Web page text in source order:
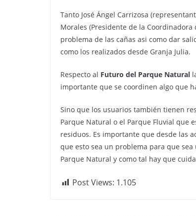
Tanto José Ángel Carrizosa
Morales (Presidente de la Coordinadora
problema de las cañas asi como dar
como los realizados desde Granja Julia.
Respecto al Futuro del Parque Natural
importante que se coordinen algo que
Sino que los usuarios también tienen
Parque Natural o el Parque Fluvial que
residuos. Es importante que desde las
que esto sea un problema para que
Parque Natural y como tal hay que
Post Views: 1.105